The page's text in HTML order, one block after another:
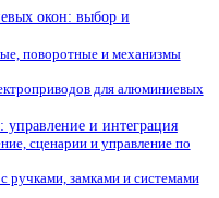
окон: выбор и
поворотные и механизмы
для алюминиевых
управление и интеграция
сценарии и управление по
ручками, замками и системами